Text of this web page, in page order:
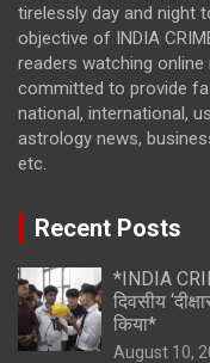
tirelessly day and night
objective of INDIA
readers watching
committed to provide
national, international,
astrology news,
etc.
Recent Posts
*INDIA
दिवसीय
किया*
August 10,